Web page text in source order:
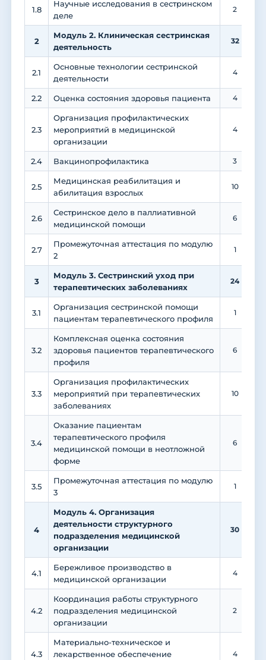
1.8
Научные исследования в сестринском
деле
2
2
Модуль 2. Клиническая сестринская
деятельность
32
2.1
Основные технологии сестринской
деятельности
4
2.2 Оценка состояния здоровья пациента 4
2.3
Организация профилактических
мероприятий в медицинской
организации
4
2.4 Вакцинопрофилактика 3
2.5
Медицинская реабилитация и
абилитация взрослых
10
2.6
Сестринское дело в паллиативной
медицинской помощи
6
2.7
Промежуточная аттестация по модулю
2
1
3
Модуль 3. Сестринский уход при
терапевтических заболеваниях
24
3.1
Организация сестринской помощи
пациентам терапевтического профиля
1
3.2
Комплексная оценка состояния
здоровья пациентов терапевтического
профиля
6
3.3
Организация профилактических
мероприятий при терапевтических
заболеваниях
10
3.4
Оказание пациентам
терапевтического профиля
медицинской помощи в неотложной
форме
6
3.5
Промежуточная аттестация по модулю
3
1
4
Модуль 4. Организация
деятельности структурного
подразделения медицинской
организации
30
4.1
Бережливое производство в
медицинской организации
4
4.2
Координация работы структурного
подразделения медицинской
организации
2
4.3
Материально-техническое и
лекарственное обеспечение
4